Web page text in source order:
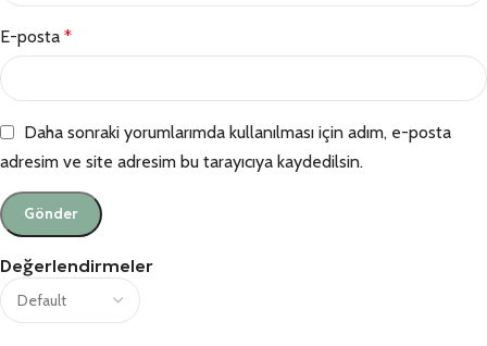
Değerlendirmeler
E-posta *
Daha sonraki yorumlarımda kullanılması için adım, e-posta
adresim ve site adresim bu tarayıcıya kaydedilsin.